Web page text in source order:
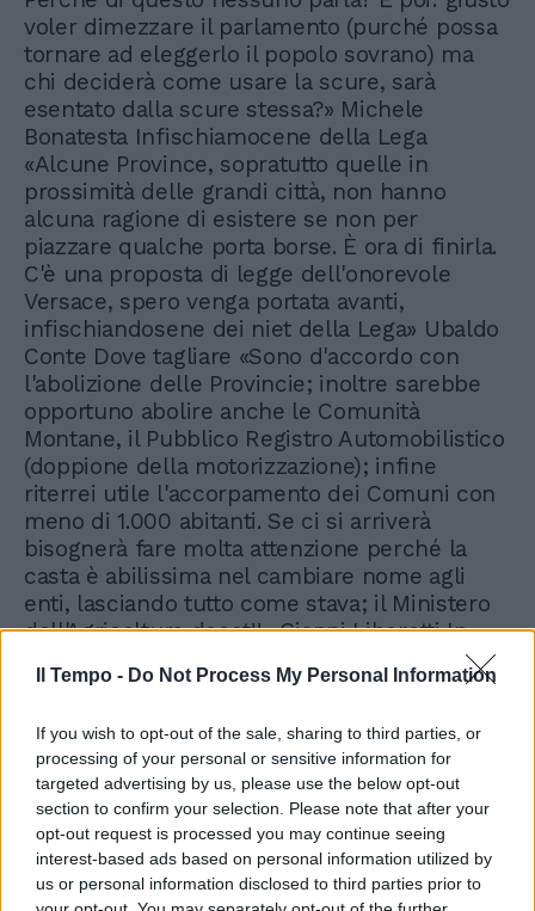
Il Tempo - Do Not Process My Personal Information
If you wish to opt-out of the sale, sharing to third parties, or
processing of your personal or sensitive information for
targeted advertising by us, please use the below opt-out
section to confirm your selection. Please note that after your
opt-out request is processed you may continue seeing
interest-based ads based on personal information utilized by
us or personal information disclosed to third parties prior to
voler dimezzare il parlamento (purché possa
tornare ad eleggerlo il popolo sovrano) ma
chi deciderà come usare la scure, sarà
esentato dalla scure stessa?» Michele
Bonatesta Infischiamocene della Lega
«Alcune Province, sopratutto quelle in
prossimità delle grandi città, non hanno
alcuna ragione di esistere se non per
piazzare qualche porta borse. È ora di finirla.
C'è una proposta di legge dell'onorevole
Versace, spero venga portata avanti,
infischiandosene dei niet della Lega» Ubaldo
Conte Dove tagliare «Sono d'accordo con
l'abolizione delle Provincie; inoltre sarebbe
opportuno abolire anche le Comunità
Montane, il Pubblico Registro Automobilistico
(doppione della motorizzazione); infine
riterrei utile l'accorpamento dei Comuni con
meno di 1.000 abitanti. Se ci si arriverà
bisognerà fare molta attenzione perché la
casta è abilissima nel cambiare nome agli
enti, lasciando tutto come stava; il Ministero
dell'Agricoltura docet!!» Gianni Liberotti In
Veneto ne bastano tre «Aderisco all'iniziativa
proponendo almeno un immediato ritorno al
della promulgazione della Costituzione.
Suggerisco altresì la riduzione delle
prefetture che aggreghino il territorio di più
provincie, per esempio il Veneto potrebbe
averne non più di tre invece delle attuali
sette! Salvatore Torre